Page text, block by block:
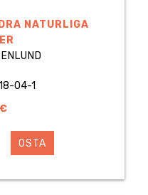
NATURLIGA
04-1
OSTA